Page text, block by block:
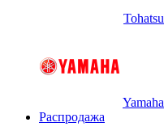
Tohatsu
Yamaha
Распродажа